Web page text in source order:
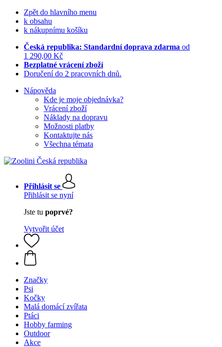
Zpět do hlavního menu
k obsahu
k nákupnímu košíku
Česká republika: Standardní doprava zdarma od
1 290,00 Kč
Bezplatné vrácení zboží
Doručení do 2 pracovních dnů.
Nápověda
Kde je moje objednávka?
Vrácení zboží
Náklady na dopravu
Možnosti platby
Kontaktujte nás
Všechna témata
Přihlásit se
Přihlásit se nyní
Jste tu poprvé?
Vytvořit účet
Značky
Psi
Kočky
Malá domácí zvířata
Ptáci
Hobby farming
Outdoor
Akce